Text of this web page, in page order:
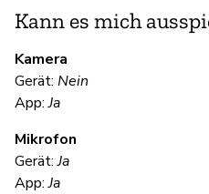
Kann es mich
Kamera
Gerät: Nein
App:Ja
Mikrofon
Gerät:Ja
App:Ja